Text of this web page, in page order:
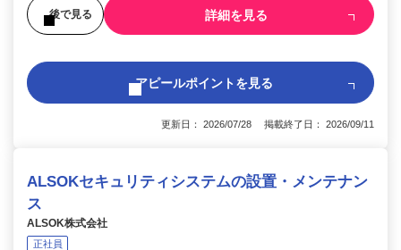
後で見る 詳細を見る
アピールポイントを見る
更新日： 2026/07/28 掲載終了日： 2026/09/11
ALSOKセキュリティシステムの設置・メンテナン
ス
ALSOK株式会社
正社員